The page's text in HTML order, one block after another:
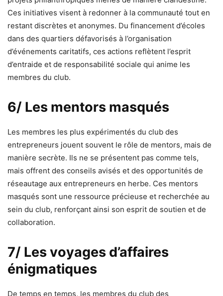
Ces initiatives visent à redonner à la communauté tout en
restant discrètes et anonymes. Du financement d’écoles
dans des quartiers défavorisés à l’organisation
d’événements caritatifs, ces actions reflètent l’esprit
d’entraide et de responsabilité sociale qui anime les
membres du club.
6/ Les mentors masqués
Les membres les plus expérimentés du club des
entrepreneurs jouent souvent le rôle de mentors, mais de
manière secrète. Ils ne se présentent pas comme tels,
mais offrent des conseils avisés et des opportunités de
réseautage aux entrepreneurs en herbe. Ces mentors
masqués sont une ressource précieuse et recherchée au
sein du club, renforçant ainsi son esprit de soutien et de
collaboration.
7/ Les voyages d’affaires
énigmatiques
De temps en temps, les membres du club des